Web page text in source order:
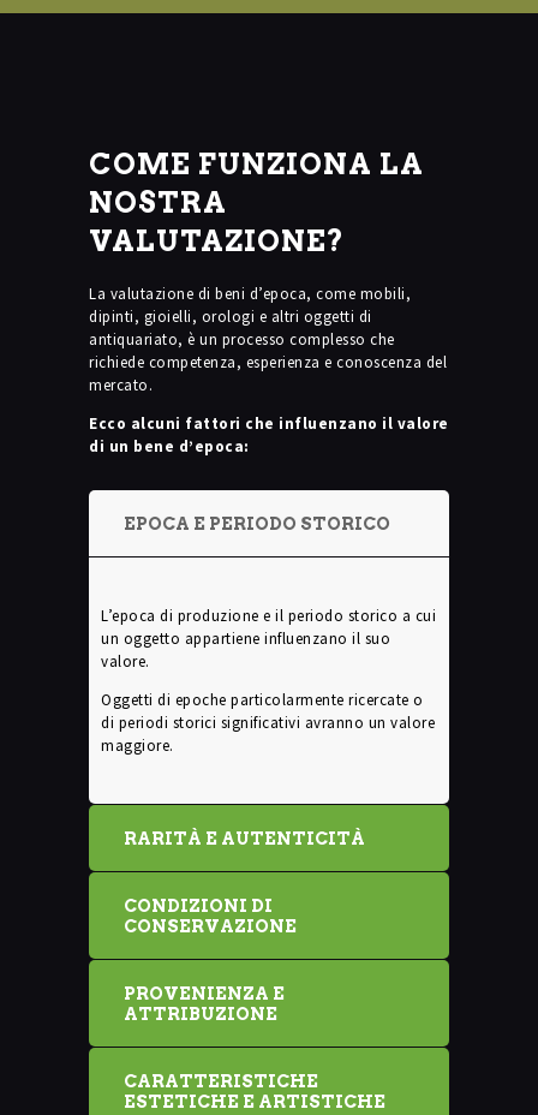
COME FUNZIONA LA
NOSTRA
VALUTAZIONE?
La valutazione di beni d’epoca, come mobili,
dipinti, gioielli, orologi e altri oggetti di
antiquariato, è un processo complesso che
richiede competenza, esperienza e conoscenza del
mercato.
Ecco alcuni fattori che influenzano il valore
di un bene d’epoca:
EPOCA E PERIODO STORICO
L’epoca di produzione e il periodo storico a cui
un oggetto appartiene influenzano il suo
valore.
Oggetti di epoche particolarmente ricercate o
di periodi storici significativi avranno un valore
maggiore.
RARITÀ E AUTENTICITÀ
CONDIZIONI DI
CONSERVAZIONE
PROVENIENZA E
ATTRIBUZIONE
CARATTERISTICHE
ESTETICHE E ARTISTICHE